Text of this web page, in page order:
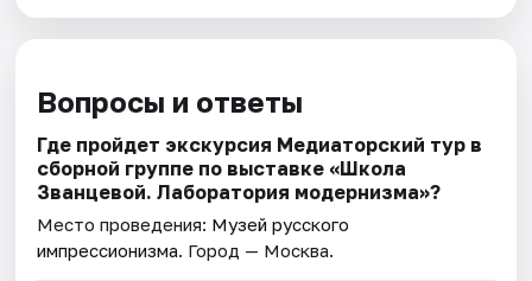
Вопросы и ответы
Где пройдет экскурсия Медиаторский тур в
сборной группе по выставке «Школа
Званцевой. Лаборатория модернизма»?
Место проведения: Музей русского
импрессионизма. Город — Москва.